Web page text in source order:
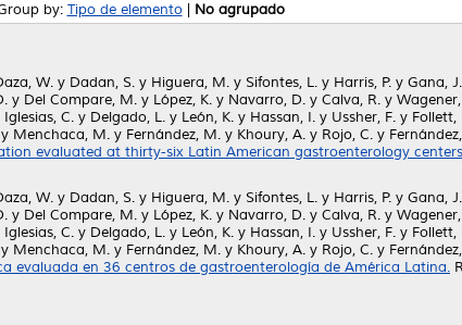
by: Tipo de elemento| No agrupado
W. y Dadan, S. y Higuera, M. y Sifontes, L. y Harris, P. y Gana,
y Del Compare, M. y López, K. y Navarro, D. y Calva, R. y
Iglesias, C. y Delgado, L. y León, K. y Hassan, I. y Ussher, F. y Follett,
y Menchaca, M. y Fernández, M. y Khoury, A. y Rojo, C. y
evaluated at thirty-six Latin American gastroenterology
W. y Dadan, S. y Higuera, M. y Sifontes, L. y Harris, P. y Gana,
y Del Compare, M. y López, K. y Navarro, D. y Calva, R. y
Iglesias, C. y Delgado, L. y León, K. y Hassan, I. y Ussher, F. y Follett,
y Menchaca, M. y Fernández, M. y Khoury, A. y Rojo, C. y
evaluada en 36 centros de gastroenterología de América Latina.